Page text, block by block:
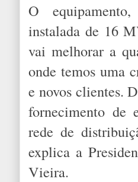
O
instalada de 16
vai melhorar a
onde temos uma
e novos clientes.
fornecimento de
rede de
explica a
Vieira.